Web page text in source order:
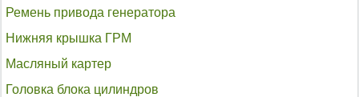
Ремень привода генератора
Нижняя крышка ГРМ
Масляный картер
Головка блока цилиндров